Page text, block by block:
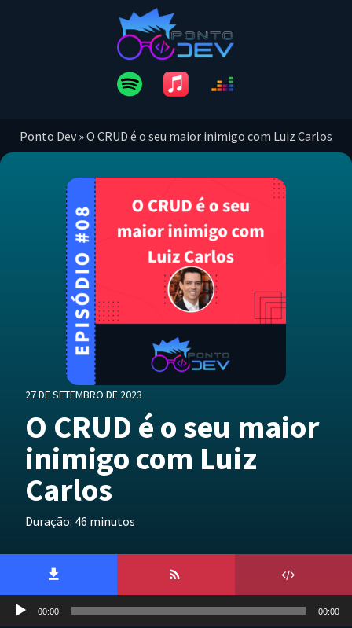
Ponto Dev »O CRUD é o seu maior inimigo com Luiz Carlos
27 DE SETEMBRO DE 2023
O CRUD é o seu maior
inimigo com Luiz
Carlos
Duração: 46 minutos
Tocador
00:00 00:00